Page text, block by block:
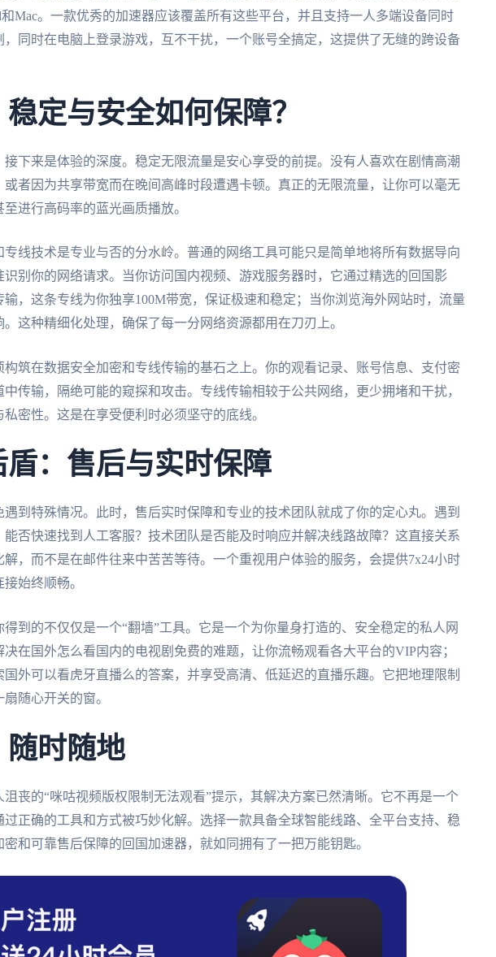
Mac。一款优秀的加速器应该覆盖所有这些平台，并且支持一人多端设备同时
同时在电脑上登录游戏，互不干扰，一个账号全搞定，这提供了无缝的跨设备
定与安全如何保障？
下来是体验的深度。稳定无限流量是安心享受的前提。没有人喜欢在剧情高潮
或者因为共享带宽而在晚间高峰时段遭遇卡顿。真正的无限流量，让你可以毫无
进行高码率的蓝光画质播放。
线技术是专业与否的分水岭。普通的网络工具可能只是简单地将所有数据导向
识别你的网络请求。当你访问国内视频、游戏服务器时，它通过精选的回国影
，这条专线为你独享100M带宽，保证极速和稳定；当你浏览海外网站时，流量
这种精细化处理，确保了每一分网络资源都用在刀刃上。
构筑在数据安全加密和专线传输的基石之上。你的观看记录、账号信息、支付密
传输，隔绝可能的窥探和攻击。专线传输相较于公共网络，更少拥堵和干扰，
密性。这是在享受便利时必须坚守的底线。
：售后与实时保障
遇到特殊情况。此时，售后实时保障和专业的技术团队就成了你的定心丸。遇到
否快速找到人工客服？技术团队是否能及时响应并解决线路故障？这直接关系
，而不是在邮件往来中苦苦等待。一个重视用户体验的服务，会提供7x24小时
始终顺畅。
到的不仅仅是一个“翻墙”工具。它是一个为你量身打造的、安全稳定的私人网
在国外怎么看国内的电视剧免费的难题，让你流畅观看各大平台的VIP内容；
外可以看虎牙直播么的答案，并享受高清、低延迟的直播乐趣。它把地理限制
随心开关的窗。
随时随地
沮丧的“咪咕视频版权限制无法观看”提示，其解决方案已然清晰。它不再是一个
正确的工具和方式被巧妙化解。选择一款具备全球智能线路、全平台支持、稳
和可靠售后保障的回国加速器，就如同拥有了一把万能钥匙。